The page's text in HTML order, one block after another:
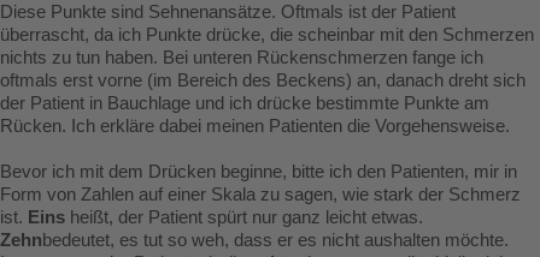
Diese Punkte sind Sehnenansätze. Oftmals ist der Patient
überrascht, da ich Punkte drücke, die scheinbar mit den Schmerzen
nichts zu tun haben. Bei unteren Rückenschmerzen fange ich
oftmals erst vorne (im Bereich des Beckens) an, danach dreht sich
der Patient in Bauchlage und ich drücke bestimmte Punkte am
Rücken. Ich erkläre dabei meinen Patienten die Vorgehensweise.
Bevor ich mit dem Drücken beginne, bitte ich den Patienten, mir in
Form von Zahlen auf einer Skala zu sagen, wie stark der Schmerz
ist. Eins heißt, der Patient spürt nur ganz leicht etwas.
Zehnbedeutet, es tut so weh, dass er es nicht aushalten möchte.